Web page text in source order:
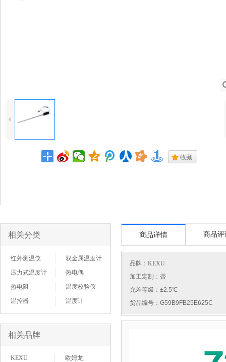
4
. 收藏
相关分类
红外测温仪
双金属温度计
压力式温度计
热电偶
热电阻
温度校验仪
温控器
温度计
相关品牌
KEXU
欧姆龙
商品详情 商品评
品牌： KEXU
加工定制：否
允差等级：±2.5℃
货品编号：G59B9FB25E625C